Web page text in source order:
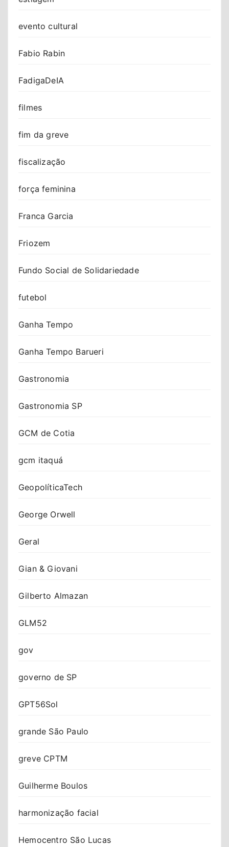
evento cultural
Fabio Rabin
FadigaDeIA
filmes
fim da greve
fiscalização
força feminina
Franca Garcia
Friozem
Fundo Social de Solidariedade
futebol
Ganha Tempo
Ganha Tempo Barueri
Gastronomia
Gastronomia SP
GCM de Cotia
gcm itaquá
GeopolíticaTech
George Orwell
Geral
Gian & Giovani
Gilberto Almazan
GLM52
gov
governo de SP
GPT56Sol
grande São Paulo
greve CPTM
Guilherme Boulos
harmonização facial
Hemocentro São Lucas